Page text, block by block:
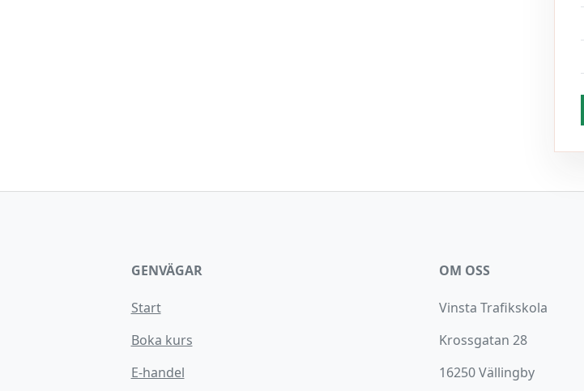
GENVÄGAR
Start
Boka kurs
E-handel
OM OSS
Vinsta Trafikskola
Krossgatan 28
16250 Vällingby